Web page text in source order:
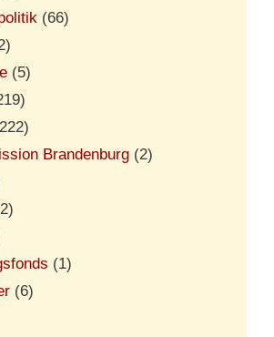
(66)
(5)
Brandenburg (2)
(1)
(6)